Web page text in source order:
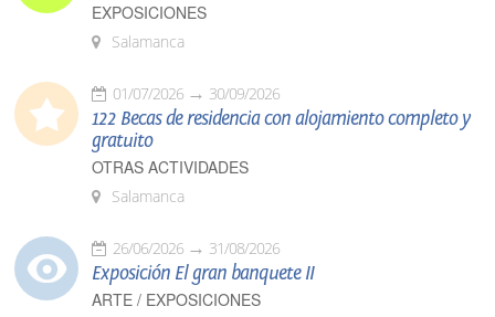
EXPOSICIONES
Salamanca
01/07/2026 30/09/2026
122 Becas de residencia con alojamiento completo y
gratuito
OTRAS ACTIVIDADES
Salamanca
26/06/2026 31/08/2026
Exposición El gran banquete II
ARTE / EXPOSICIONES